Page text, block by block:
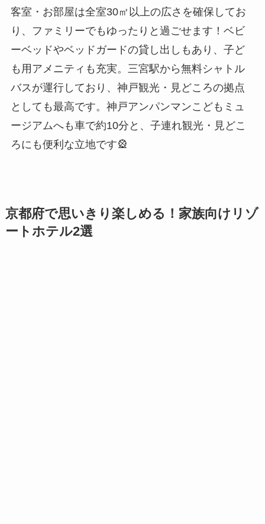
客室・お部屋は全室30㎡以上の広さを確保してお
り、ファミリーでもゆったりと過ごせます！ベビ
ーベッドやベッドガードの貸し出しもあり、子ど
も用アメニティも充実。三宮駅から無料シャトル
バスが運行しており、神戸観光・見どころの拠点
としても最高です。神戸アンパンマンこどもミュ
ージアムへも車で約10分と、子連れ観光・見どこ
ろにも便利な立地です🎡
京都府で思いきり楽しめる！家族向けリゾ
ートホテル2選